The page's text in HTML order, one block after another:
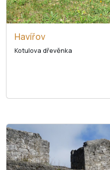
Havířov
Kotulova dřevěnka